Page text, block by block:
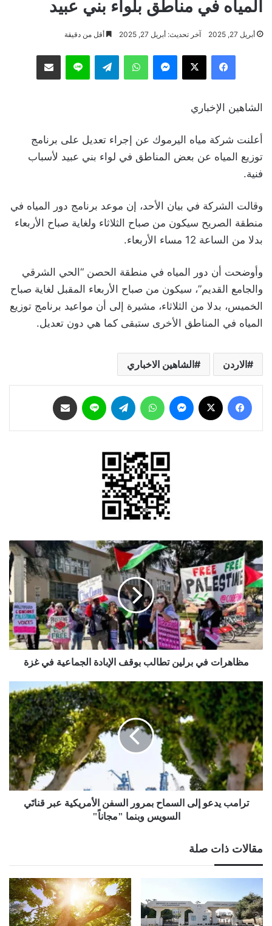
المياه في مناطق بلواء بني عبيد
أبريل 27, 2025 آخر تحديث: أبريل 27, 2025 أقل من دقيقة
فيسبوك ‫X ماسنجر واتساب تيلقرام لاين مشاركة عبر البريد
الشاهين الإخباري
أعلنت شركة مياه اليرموك عن إجراء تعديل على برنامج
توزيع المياه عن بعض المناطق في لواء بني عبيد لأسباب
فنية.
وقالت الشركة في بيان الأحد، إن موعد برنامج دور المياه في
منطقة الصريح سيكون من صباح الثلاثاء ولغاية صباح الأربعاء
بدلا من الساعة 12 مساء الأربعاء.
وأوضحت أن دور المياه في منطقة الحصن “الحي الشرقي
والجامع القديم”، سيكون من صباح الأربعاء المقبل لغاية صباح
الخميس، بدلا من الثلاثاء، مشيرة إلى أن مواعيد برنامج توزيع
المياه في المناطق الأخرى ستبقى كما هي دون تعديل.
الاردن الشاهين الاخباري
فيسبوك ماسنجر واتساب تيلقرام لاين
مظاهرات
في
برلين
تطالب
بوقف
الإبادة
الجماعية
في
غزة
مظاهرات في برلين تطالب بوقف الإبادة الجماعية في غزة
ترامب
يدعو
إلى
السماح
بمرور
السفن
الأمريكية
عبر
قناتَي
السويس
ترامب يدعو إلى السماح بمرور السفن الأمريكية عبر قناتَي
السويس وبنما "مجاناً"
مقالات ذات صلة